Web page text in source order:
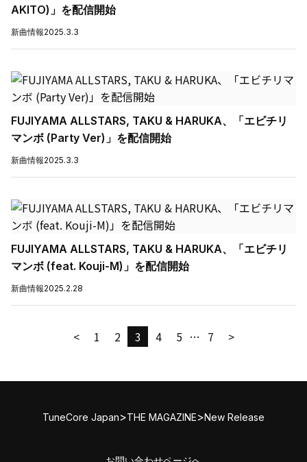
AKITO)」を配信開始
新曲情報2025.3.3
FUJIYAMA ALLSTARS, TAKU & HARUKA、「エビチリ
マンボ (Party Ver)」を配信開始
新曲情報2025.3.3
FUJIYAMA ALLSTARS, TAKU & HARUKA、「エビチリ
マンボ (feat. Kouji-M)」を配信開始
新曲情報2025.2.28
< 1 2 3 4 5 … 7 >
TuneCore Japan>THE MAGAZINE>New Release